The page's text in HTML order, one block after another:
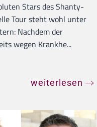
Stars des Shanty-
Tour steht wohl unter
Nachdem der
wegen Krankhe...
weiterlesen